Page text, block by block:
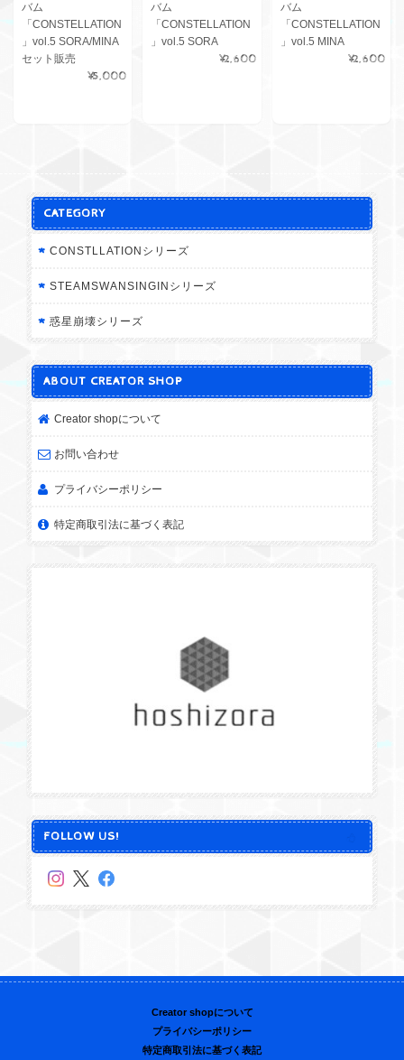
バム
「CONSTELLATION
」vol.5 SORA/MINA
セット販売
¥5,000
バム
「CONSTELLATION
」vol.5 SORA
¥2,600
バム
「CONSTELLATION
」vol.5 MINA
¥2,600
CATEGORY
CONSTLLATIONシリーズ
STEAMSWANSINGINシリーズ
惑星崩壊シリーズ
ABOUT CREATOR SHOP
Creator shopについて
お問い合わせ
プライバシーポリシー
特定商取引法に基づく表記
FOLLOW US!
Creator shopについて
プライバシーポリシー
特定商取引法に基づく表記